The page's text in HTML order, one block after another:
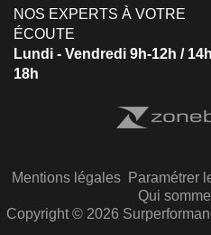
NOS EXPERTS À VOTRE
ÉCOUTE
Lundi - Vendredi 9h-12h /
18h
Mentions légales Paramétrer
Qui
Copyright © 2026